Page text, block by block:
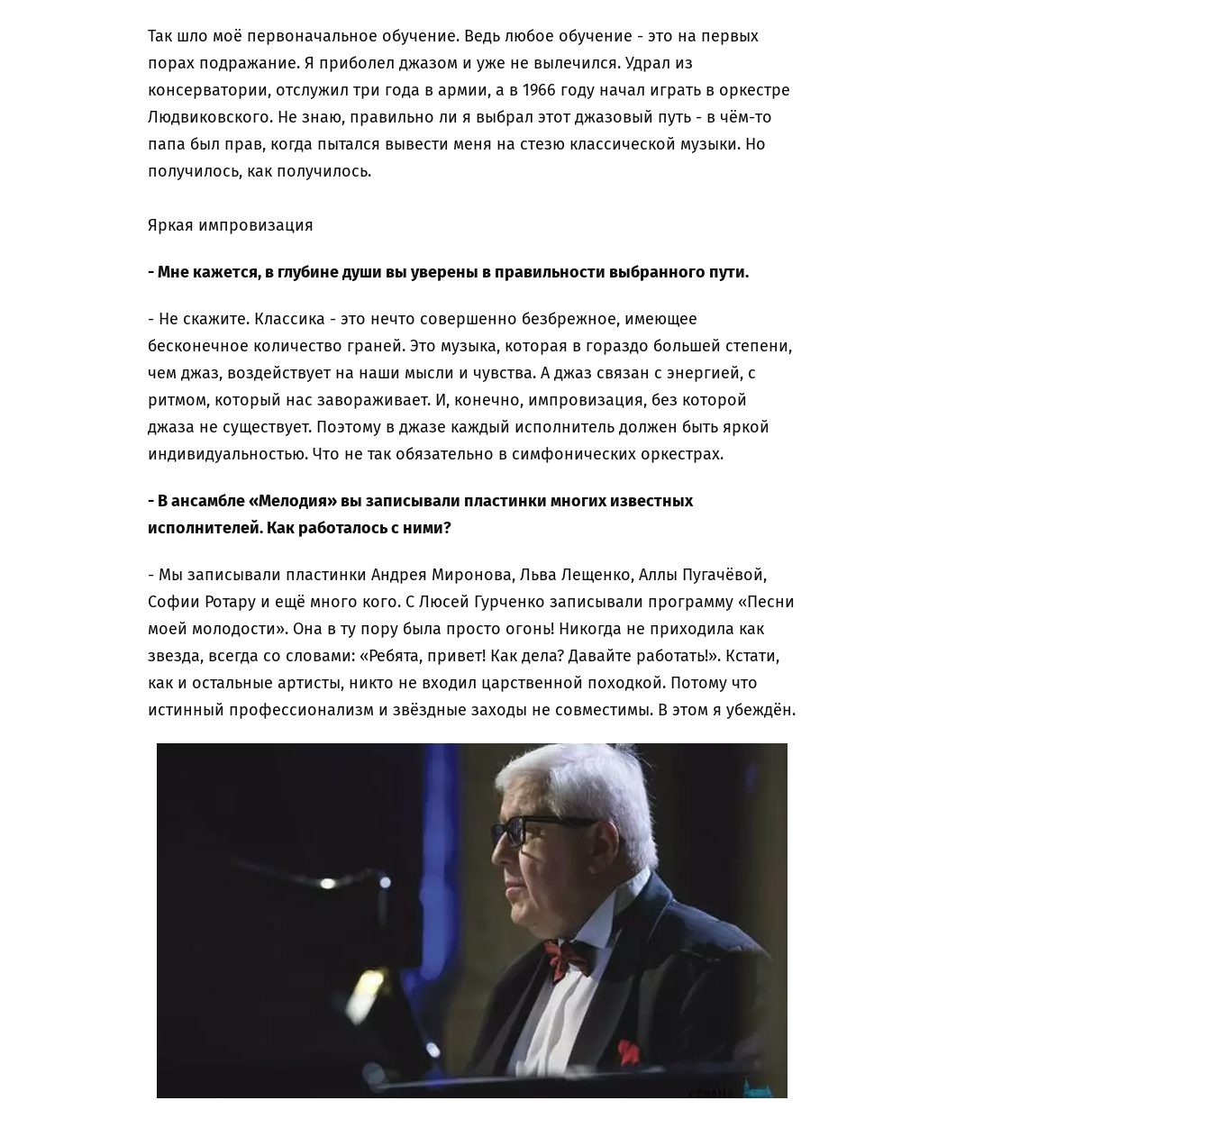
Так шло моё первоначальное обучение. Ведь любое обучение - это на первых
порах подражание. Я приболел джазом и уже не вылечился. Удрал из
консерватории, отслужил три года в армии, а в 1966 году начал играть в оркестре
Людвиковского. Не знаю, правильно ли я выбрал этот джазовый путь - в чём-то
папа был прав, когда пытался вывести меня на стезю классической музыки. Но
получилось, как получилось.
Яркая импровизация
- Мне кажется, в глубине души вы уверены в правильности выбранного пути.
- Не скажите. Классика - это нечто совершенно безбрежное, имеющее
бесконечное количество граней. Это музыка, которая в гораздо большей степени,
чем джаз, воздействует на наши мысли и чувства. А джаз связан с энергией, с
ритмом, который нас завораживает. И, конечно, импровизация, без которой
джаза не существует. Поэтому в джазе каждый исполнитель должен быть яркой
индивидуальностью. Что не так обязательно в симфонических оркестрах.
- В ансамбле «Мелодия» вы записывали пластинки многих известных
исполнителей. Как работалось с ними?
- Мы записывали пластинки Андрея Миронова, Льва Лещенко, Аллы Пугачёвой,
Софии Ротару и ещё много кого. С Люсей Гурченко записывали программу «Песни
моей молодости». Она в ту пору была просто огонь! Никогда не приходила как
звезда, всегда со словами: «Ребята, привет! Как дела? Давайте работать!». Кстати,
как и остальные артисты, никто не входил царственной походкой. Потому что
истинный профессионализм и звёздные заходы не совместимы. В этом я убеждён.